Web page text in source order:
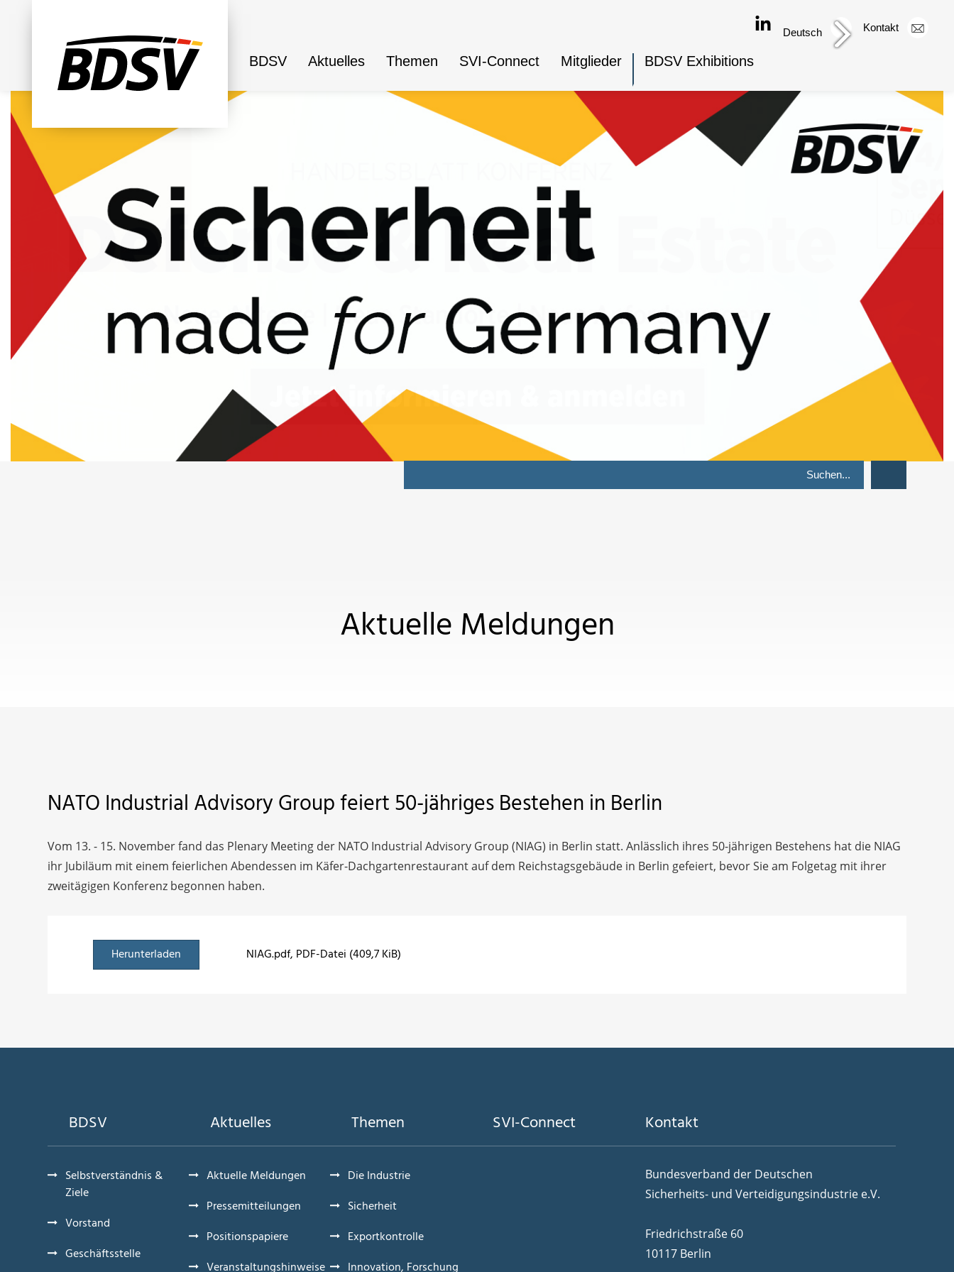
BDSV Aktuelles Themen SVI-Connect Mitglieder BDSV Exhibitions
Deutsch Kontakt
Aktuelle Meldungen
NATO Industrial Advisory Group feiert 50-jähriges Bestehen in Berlin
Vom 13. - 15. November fand das Plenary Meeting der NATO Industrial Advisory Group (NIAG) in Berlin statt. Anlässlich ihres 50-jährigen Bestehens hat die NIAG
ihr Jubiläum mit einem feierlichen Abendessen im Käfer-Dachgartenrestaurant auf dem Reichstagsgebäude in Berlin gefeiert, bevor Sie am Folgetag mit ihrer
zweitägigen Konferenz begonnen haben.
Herunterladen NIAG.pdf, PDF-Datei (409,7 KiB)
BDSV
Selbstverständnis &
Ziele
Vorstand
Geschäftsstelle
Aktuelles
Aktuelle Meldungen
Pressemitteilungen
Positionspapiere
Veranstaltungshinweise
Themen
Die Industrie
Sicherheit
Exportkontrolle
Innovation, Forschung
SVI-Connect Kontakt
Bundesverband der Deutschen
Sicherheits- und Verteidigungsindustrie e.V.
Friedrichstraße 60
10117 Berlin